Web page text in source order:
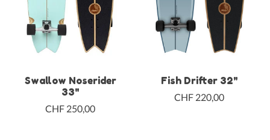
Swallow Noserider
33"
CHF 250,00
Fish Drifter 32"
CHF 220,00